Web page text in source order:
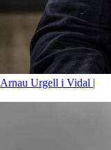
Arnau Urgell i Vidal |